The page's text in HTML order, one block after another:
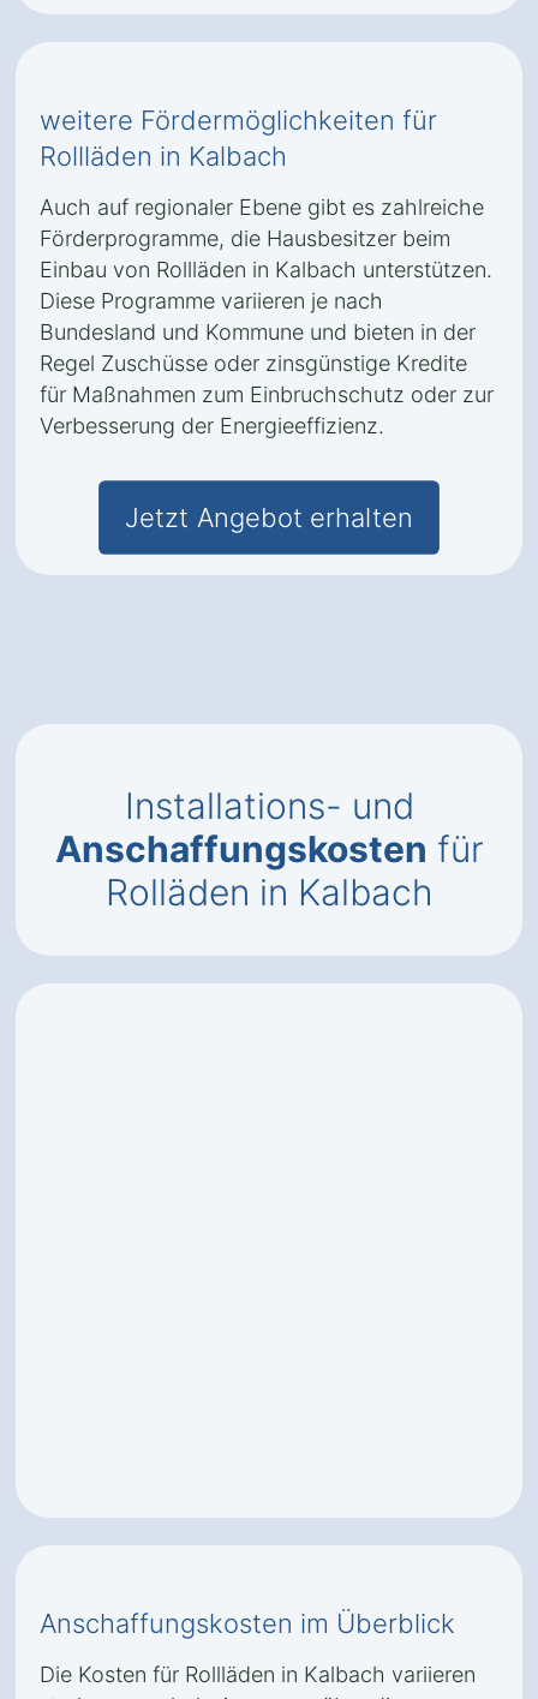
weitere Fördermöglichkeiten für
Rollläden in Kalbach
Auch auf regionaler Ebene gibt es zahlreiche
Förderprogramme, die Hausbesitzer beim
Einbau von Rollläden in Kalbach unterstützen.
Diese Programme variieren je nach
Bundesland und Kommune und bieten in der
Regel Zuschüsse oder zinsgünstige Kredite
für Maßnahmen zum Einbruchschutz oder zur
Verbesserung der Energieeffizienz.
Jetzt Angebot erhalten
Installations- und
Anschaffungskosten für
Rolläden in Kalbach
Anschaffungskosten im Überblick
Die Kosten für Rollläden in Kalbach variieren